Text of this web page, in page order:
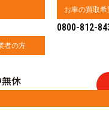
お車の買取
0800-812-
者の方
休